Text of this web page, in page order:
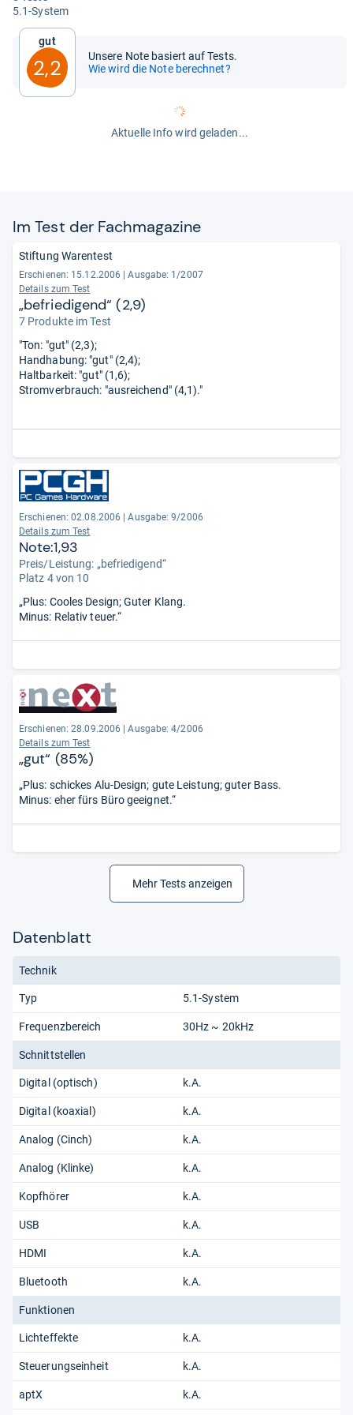
5.1-​Sys­tem
Gut
2,2
Unsere Note basiert auf Tests.
Wie wird die Note berechnet?
Aktuelle Info wird geladen...
Im Test der Fach­ma­ga­zine
Stiftung Warentest
Erschienen: 15.12.2006
Ausgabe: 1/2007
Details zum Test
„befriedigend“ (2,9)
7 Produkte im Test
"Ton: "gut" (2,3);
Handhabung: "gut" (2,4);
Haltbarkeit: "gut" (1,6);
Stromverbrauch: "ausreichend" (4,1)."
Erschienen: 02.08.2006
Ausgabe: 9/2006
Details zum Test
Note:1,93
Preis/Leistung: „befriedigend“
Platz 4 von 10
„Plus: Cooles Design; Guter Klang.
Minus: Relativ teuer.“
Erschienen: 28.09.2006
Ausgabe: 4/2006
Details zum Test
„gut“ (85%)
„Plus: schickes Alu-Design; gute Leistung; guter Bass.
Minus: eher fürs Büro geeignet.“
Mehr Tests anzeigen
Datenblatt
Technik
Typ 5.1-System
Frequenzbereich 30Hz ~ 20kHz
Schnittstellen
Digital (optisch) k.A.
Digital (koaxial) k.A.
Analog (Cinch) k.A.
Analog (Klinke) k.A.
Kopfhörer k.A.
USB k.A.
HDMI k.A.
Bluetooth k.A.
Funktionen
Lichteffekte k.A.
Steuerungseinheit k.A.
aptX k.A.